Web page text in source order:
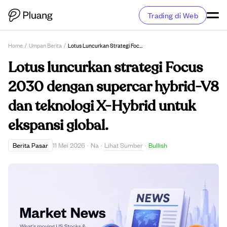
Trading di Web
Home / Umpan Berita / Lotus Luncurkan Strategi Focus 2030 Dengan Supercar Hybrid-V8 Dan Teknologi X-Hybrid Untuk Ekspansi Global.
Lotus luncurkan strategi Focus
2030 dengan supercar hybrid-V8
dan teknologi X-Hybrid untuk
ekspansi global.
Berita Pasar 11 Mei 2026 · Na · Lihat Sumber · Bullish